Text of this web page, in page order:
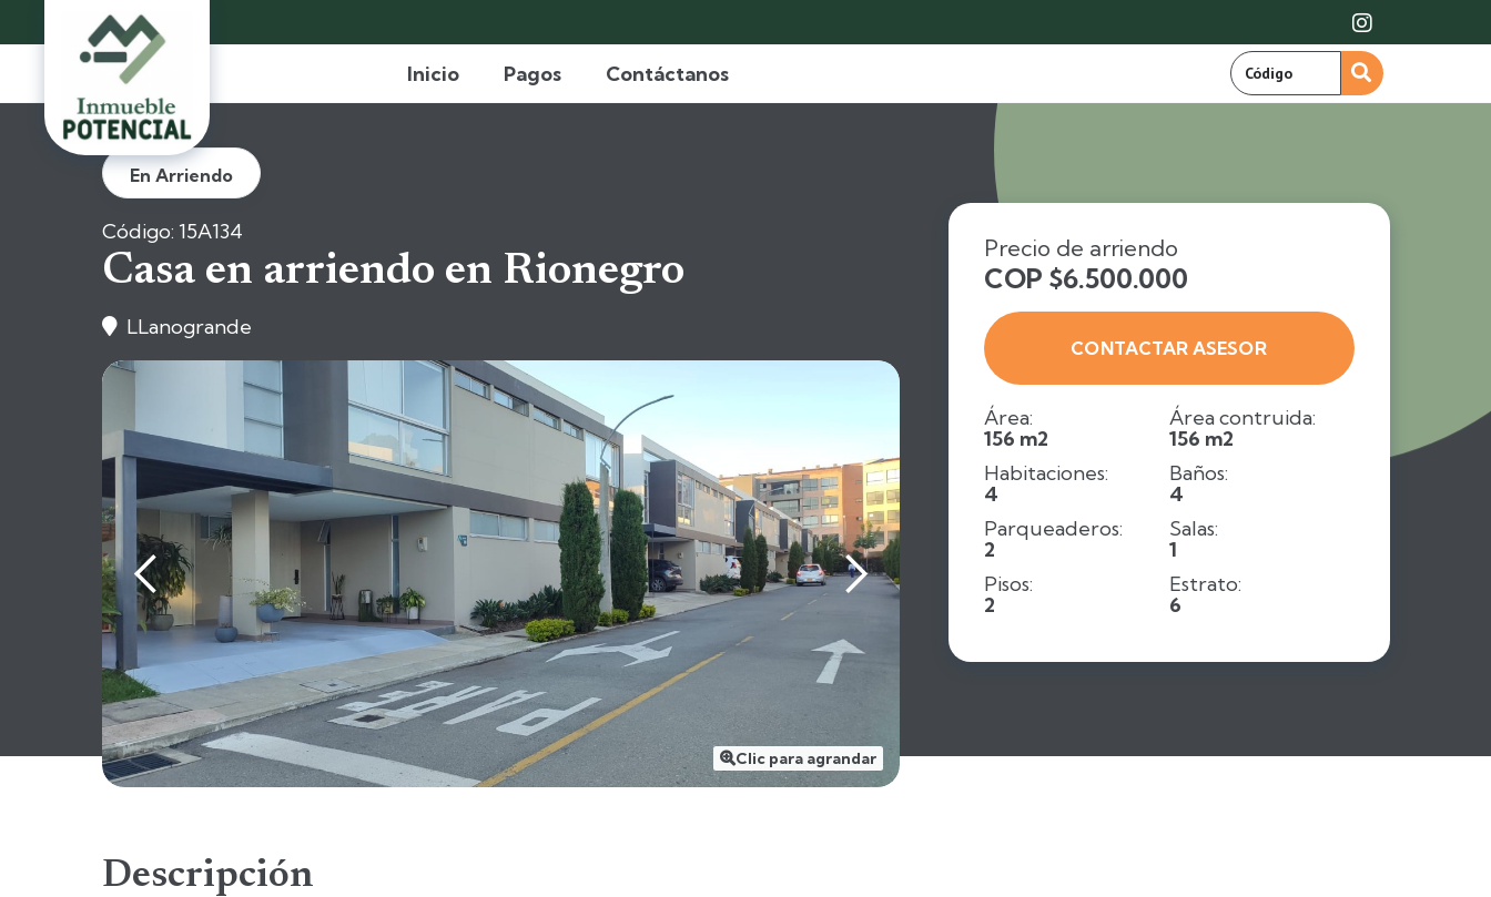

Inicio Pagos Contáctanos
En Arriendo
Código: 15A134
Casa en arriendo en Rionegro
 LLanogrande
Clic para agrandar
Descripción
Precio de arriendo
COP $6.500.000
CONTACTAR ASESOR
Área:
156 m2
Área contruida:
156 m2
Habitaciones:
4
Baños:
4
Parqueaderos:
2
Salas:
1
Pisos:
2
Estrato:
6